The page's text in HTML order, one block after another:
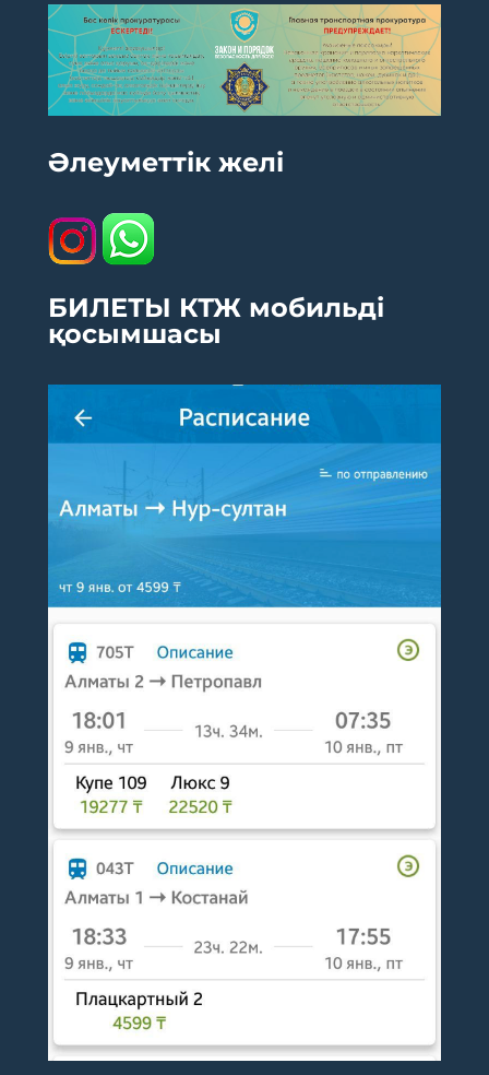
Әлеуметтік желі
БИЛЕТЫ КТЖ мобильді
қосымшасы